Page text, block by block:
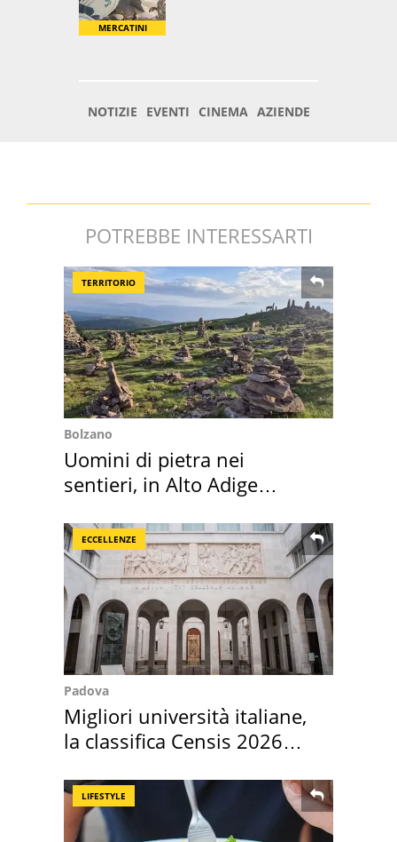
POTREBBE INTERESSARTI
TERRITORIO
Bolzano
Uomini di pietra nei
sentieri, in Alto Adige
ECCELLENZE
Padova
Migliori università italiane,
la classifica Censis 2026
LIFESTYLE